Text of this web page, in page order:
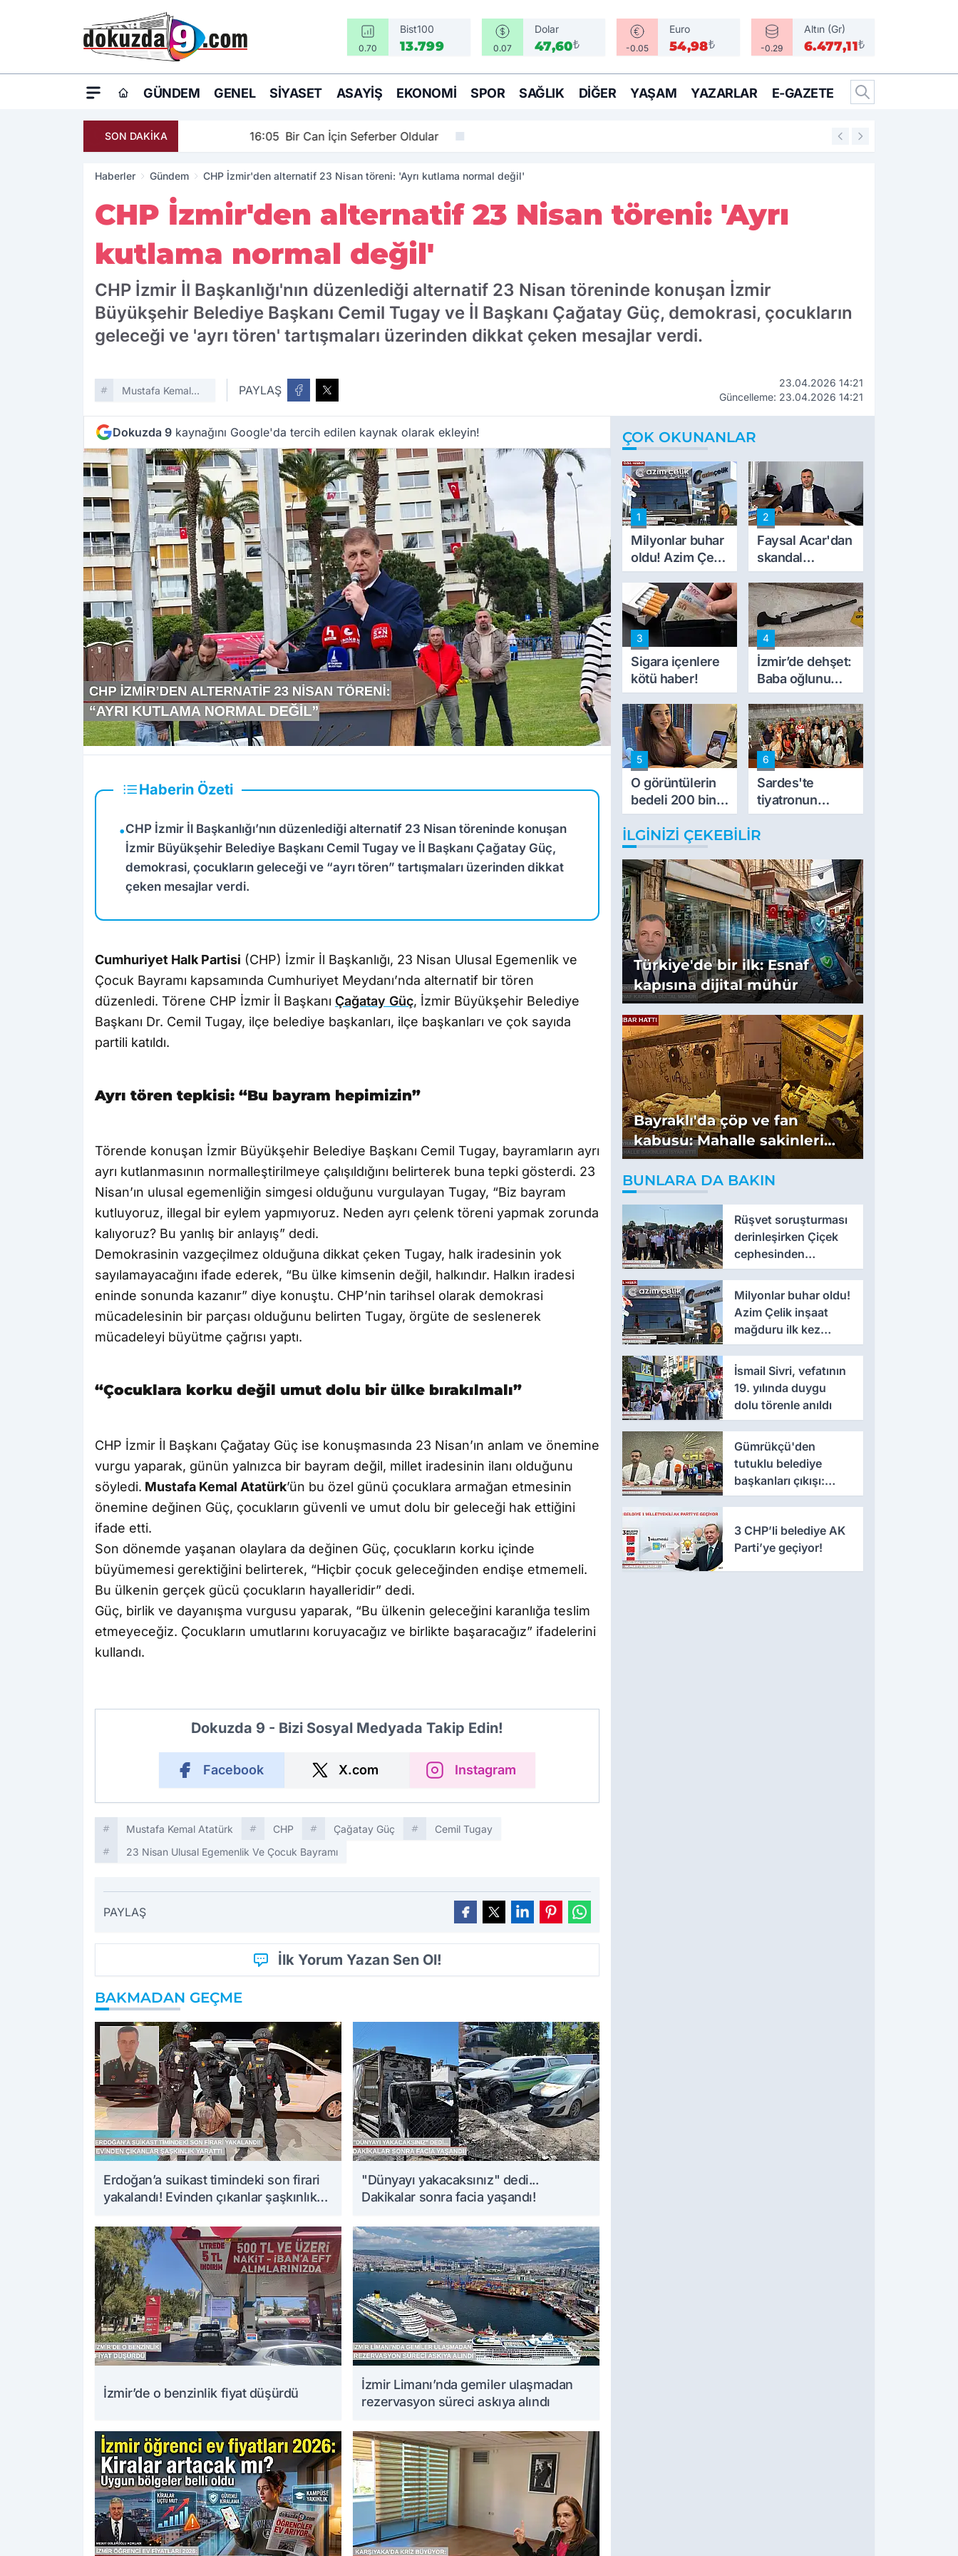
0.70
Bist100
13.799 0.07
Dolar
47,60₺ -0.05
Euro
54,98₺ -0.29
Altın (Gr)
6.477,11₺
GÜNDEM GENEL SIYASET ASAYIŞ EKONOMI SPOR SAĞLIK DIĞER YAŞAM YAZARLAR E-GAZETE
SON DAKİKA Bir Can İçin Seferber Oldular 15:55
Haberler Gündem CHP İzmir'den alternatif 23 Nisan töreni: 'Ayrı kutlama normal değil'
CHP İzmir'den alternatif 23 Nisan töreni: 'Ayrı
kutlama normal değil'
CHP İzmir İl Başkanlığı'nın düzenlediği alternatif 23 Nisan töreninde konuşan İzmir
Büyükşehir Belediye Başkanı Cemil Tugay ve İl Başkanı Çağatay Güç, demokrasi, çocukların
geleceği ve 'ayrı tören' tartışmaları üzerinden dikkat çeken mesajlar verdi.
Mustafa Kemal
PAYLAŞ
23.04.2026 14:21
Güncelleme: 23.04.2026 14:21
Dokuzda 9 kaynağını Google'da tercih edilen kaynak olarak ekleyin!
Haberin Özeti
•CHP İzmir İl Başkanlığı’nın düzenlediği alternatif 23 Nisan töreninde konuşan
İzmir Büyükşehir Belediye Başkanı Cemil Tugay ve İl Başkanı Çağatay Güç,
demokrasi, çocukların geleceği ve “ayrı tören” tartışmaları üzerinden dikkat
çeken mesajlar verdi.
Cumhuriyet Halk Partisi (CHP) İzmir İl Başkanlığı, 23 Nisan Ulusal Egemenlik ve
Çocuk Bayramı kapsamında Cumhuriyet Meydanı’nda alternatif bir tören
düzenledi. Törene CHP İzmir İl Başkanı Çağatay Güç, İzmir Büyükşehir Belediye
Başkanı Dr. Cemil Tugay, ilçe belediye başkanları, ilçe başkanları ve çok sayıda
partili katıldı.
Ayrı tören tepkisi: “Bu bayram hepimizin”
Törende konuşan İzmir Büyükşehir Belediye Başkanı Cemil Tugay, bayramların ayrı
ayrı kutlanmasının normalleştirilmeye çalışıldığını belirterek buna tepki gösterdi. 23
Nisan’ın ulusal egemenliğin simgesi olduğunu vurgulayan Tugay, “Biz bayram
kutluyoruz, illegal bir eylem yapmıyoruz. Neden ayrı çelenk töreni yapmak zorunda
kalıyoruz? Bu yanlış bir anlayış” dedi.
Demokrasinin vazgeçilmez olduğuna dikkat çeken Tugay, halk iradesinin yok
sayılamayacağını ifade ederek, “Bu ülke kimsenin değil, halkındır. Halkın iradesi
eninde sonunda kazanır” diye konuştu. CHP’nin tarihsel olarak demokrasi
mücadelesinin bir parçası olduğunu belirten Tugay, örgüte de seslenerek
mücadeleyi büyütme çağrısı yaptı.
“Çocuklara korku değil umut dolu bir ülke bırakılmalı”
CHP İzmir İl Başkanı Çağatay Güç ise konuşmasında 23 Nisan’ın anlam ve önemine
vurgu yaparak, günün yalnızca bir bayram değil, millet iradesinin ilanı olduğunu
söyledi. Mustafa Kemal Atatürk’ün bu özel günü çocuklara armağan etmesinin
önemine değinen Güç, çocukların güvenli ve umut dolu bir geleceği hak ettiğini
ifade etti.
Son dönemde yaşanan olaylara da değinen Güç, çocukların korku içinde
büyümemesi gerektiğini belirterek, “Hiçbir çocuk geleceğinden endişe etmemeli.
Bu ülkenin gerçek gücü çocukların hayalleridir” dedi.
Güç, birlik ve dayanışma vurgusu yaparak, “Bu ülkenin geleceğini karanlığa teslim
etmeyeceğiz. Çocukların umutlarını koruyacağız ve birlikte başaracağız” ifadelerini
kullandı.
Dokuzda 9 - Bizi Sosyal Medyada Takip Edin!
Facebook X.com Instagram
Mustafa Kemal Atatürk CHP Çağatay Güç
Cemil Tugay
23 Nisan Ulusal Egemenlik Ve Çocuk Bayramı
PAYLAŞ
İlk Yorum Yazan Sen Ol!
BAKMADAN GEÇME
Erdoğan’a suikast timindeki son firari
yakalandı! Evinden çıkanlar şaşkınlık
"Dünyayı yakacaksınız" dedi...
Dakikalar sonra facia yaşandı!
İzmir’de o benzinlik fiyat düşürdü
İzmir Limanı’nda gemiler ulaşmadan
rezervasyon süreci askıya alındı
ÇOK OKUNANLAR
1
Milyonlar buhar
oldu! Azim Çelik
inşaat mağduru
ilk kez konuştu
2
Faysal Acar'dan
skandal
açıklamalar:
'Haluk Levent
peynircilerimizi
de kıskaca aldı,
müdahale ettik'
3
Sigara içenlere
kötü haber!
4
İzmir’de dehşet:
Baba oğlunu
vurdu
5
O görüntülerin
bedeli 200 bin
TL
6
Sardes'te
tiyatronun
imece ruhu
binlerce yıllık
İLGINIZI ÇEKEBILIR
Türkiye'de bir ilk: Esnaf
kapısına dijital mühür
Bayraklı'da çöp ve fan
kabusu: Mahalle sakinleri
isyan etti
BUNLARA DA BAKIN
Rüşvet soruşturması
derinleşirken Çiçek
cephesinden
'montaj' savunması
Milyonlar buhar oldu!
Azim Çelik inşaat
mağduru ilk kez
konuştu
İsmail Sivri, vefatının
19. yılında duygu
dolu törenle anıldı
Gümrükçü'den
tutuklu belediye
başkanları çıkışı:
'Yıllarca iddianame
3 CHP’li belediye AK
Parti’ye geçiyor!